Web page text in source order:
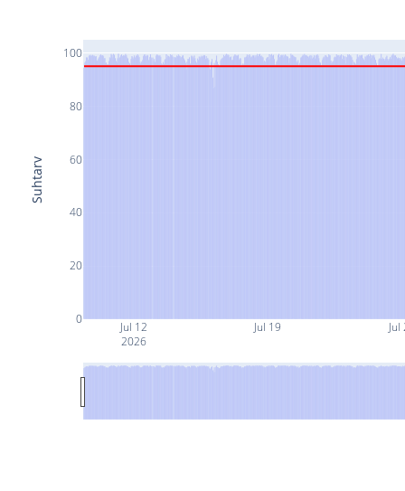
Jul 12
2026
Jul 19 Jul
0
20
40
60
80
100
Suhtarv